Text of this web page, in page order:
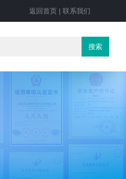
返回首页 | 联系我们